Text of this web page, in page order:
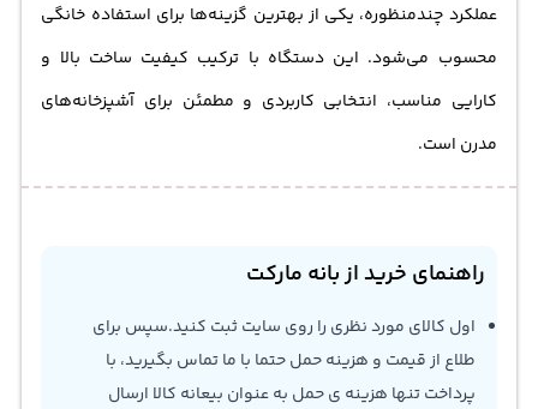
عملکرد چندمنظوره، یکی از بهترین گزینه‌ها برای استفاده خانگی
محسوب می‌شود. این دستگاه با ترکیب کیفیت ساخت بالا و
کارایی مناسب، انتخابی کاربردی و مطمئن برای آشپزخانه‌های
مدرن است.
راهنمای خرید از بانه مارکت
اول کالای مورد نظری را روی سایت ثبت کنید.سپس برای
طلاع از قیمت و هزینه حمل حتما با ما تماس بگیرید، با
پرداخت تنها هزینه ی حمل به عنوان بیعانه کالا ارسال